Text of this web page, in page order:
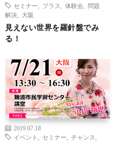
セミナー
プラス 体験会
問題
解決
大阪
見えない世界を羅針盤でみ
る！
2019.07.18
イベント
セミナー チャンス